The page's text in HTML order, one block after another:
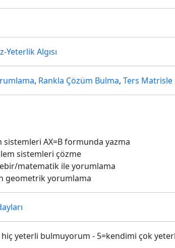
Yeterlik Algısı
, Rankla Çözüm Bulma, Ters Matrisle
AX=B formunda yazma
sistemleri çözme
matematik ile yorumlama
geometrik yorumlama
hiç yeterli bulmuyorum - 5=kendimi çok